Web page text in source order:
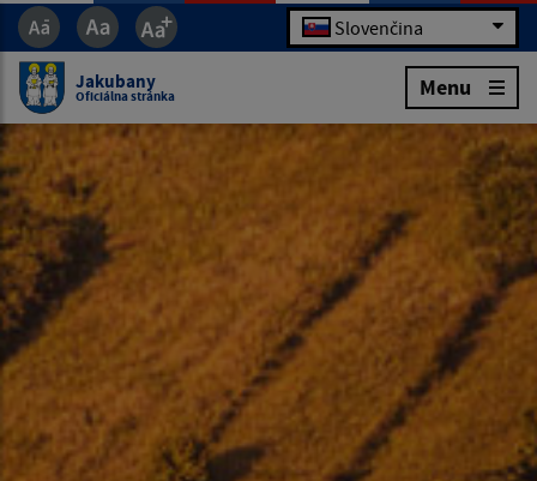
Slovenčina
Jakubany
Oficiálna stránka Menu